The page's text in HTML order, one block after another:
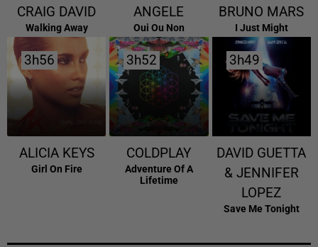
CRAIG DAVID
Walking Away
ANGELE
Oui Ou Non
BRUNO MARS
I Just Might
3h56
3h56
ALICIA KEYS
Girl On Fire
3h52
3h52
COLDPLAY
Adventure Of A
Lifetime
3h49
3h49
DAVID GUETTA
& JENNIFER
LOPEZ
Save Me Tonight